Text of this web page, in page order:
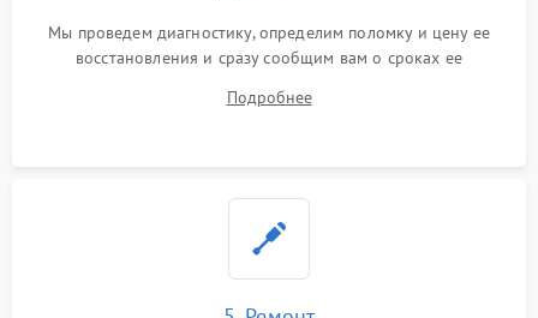
Мы проведем диагностику, определим поломку и цену ее
восстановления и сразу сообщим вам о сроках ее
Подробнее